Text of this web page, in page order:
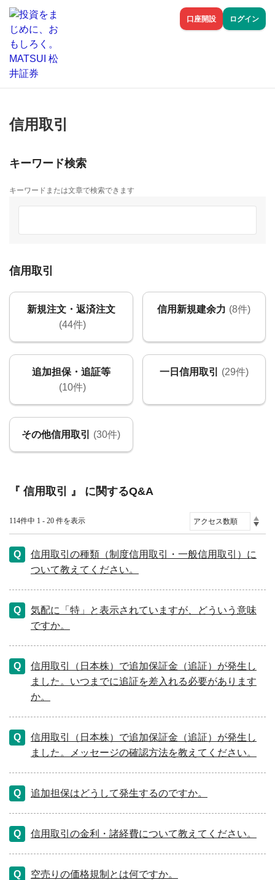
口座開設 ログイン
信用取引
キーワード検索
キーワードまたは文章で検索できます
信用取引
新規注文・返済注文
(44件)
信用新規建余力 (8件)
追加担保・追証等
(10件)
一日信用取引 (29件)
その他信用取引 (30件)
『 信用取引 』 に関するQ&A
114件中 1 - 20 件を表示
信用取引の種類（制度信用取引・一般信用取引）に
ついて教えてください。
気配に「特」と表示されていますが、どういう意味
ですか。
信用取引（日本株）で追加保証金（追証）が発生し
ました。いつまでに追証を差入れる必要があります
か。
信用取引（日本株）で追加保証金（追証）が発生し
ました。メッセージの確認方法を教えてください。
追加担保はどうして発生するのですか。
信用取引の金利・諸経費について教えてください。
空売りの価格規制とは何ですか。